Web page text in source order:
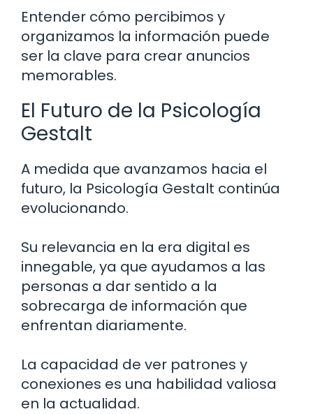
Entender cómo percibimos y
organizamos la información puede
ser la clave para crear anuncios
memorables.
El Futuro de la Psicología
Gestalt
A medida que avanzamos hacia el
futuro, la Psicología Gestalt continúa
evolucionando.
Su relevancia en la era digital es
innegable, ya que ayudamos a las
personas a dar sentido a la
sobrecarga de información que
enfrentan diariamente.
La capacidad de ver patrones y
conexiones es una habilidad valiosa
en la actualidad.